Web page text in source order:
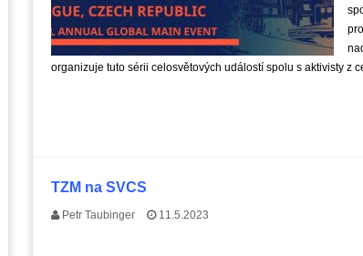
organizuje tuto sérii celosvětových událostí spolu s aktivisty z
TZM na SVCS
Petr Taubinger 11.5.2023